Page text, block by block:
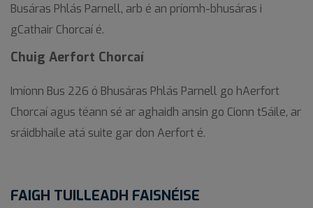
Busáras Phlás Parnell, arb é an príomh-bhusáras i
gCathair Chorcaí é.
Chuig Aerfort Chorcaí
Imíonn Bus 226 ó Bhusáras Phlás Parnell go hAerfort
Chorcaí agus téann sé ar aghaidh ansin go Cionn tSáile, ar
sráidbhaile atá suite gar don Aerfort é.
FAIGH TUILLEADH FAISNÉISE